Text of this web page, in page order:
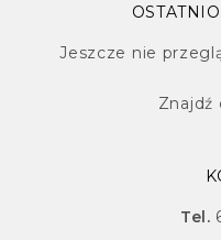
Jeszcze nie
Znajdź
Tel.